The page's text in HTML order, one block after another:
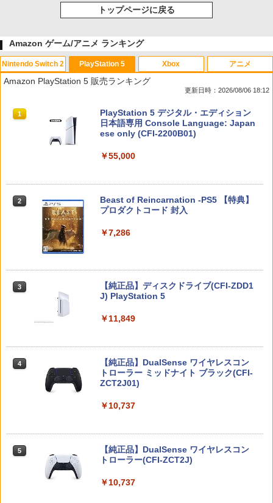
トップページに戻る
Amazon ゲーム/アニメ ランキング
Nintendo Switch 2
1
スプラトゥーン レイダース|オンライン
コード版
2 スプラトゥーン レイダース -Switch2
3 Nintendo Switch 2(日本語・国内専用)
4
ニンテンドープリペイド番号 9000円|オ
ンラインコード版
ンラインコード版
PlayStation 5
Amazon PlayStation 5 販売ランキング
更新日時：2026/08/06 18:12
1
PlayStation 5 デジタル・エディション
日本語専用 Console Language: Japan
ese only (CFI-2200B01)
￥55,000
2
Beast of Reincarnation -PS5 【特典】
プロダクトコード 封入
￥7,286
3
【純正品】ディスクドライブ(CFI-ZDD1
J) PlayStation 5
￥11,849
4
【純正品】DualSense ワイヤレスコン
トローラー ミッドナイト ブラック(CFI-
ZCT2J01)
￥10,737
5
【純正品】DualSense ワイヤレスコン
トローラー(CFI-ZCT2J)
￥10,737
Xbox アニメ